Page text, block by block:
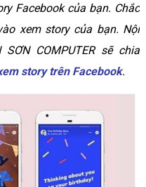
Facebook của bạn. Chắc
xem story của bạn. Nội
COMPUTER sẽ chia
story trên Facebook.